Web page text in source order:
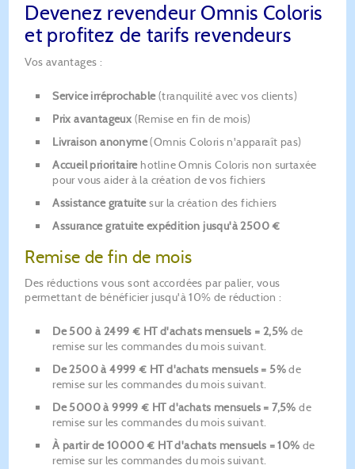
Devenez revendeur Omnis Coloris
et profitez de tarifs revendeurs
Vos avantages :
Service irréprochable(tranquilité avec vos clients)
Prix avantageux (Remise en fin de mois)
Livraison anonyme(Omnis Coloris n'apparaît pas)
Accueil prioritairehotline Omnis Coloris non surtaxée
pour vous aider à la création de vos fichiers
Assistance gratuitesur la création des fichiers
Assurance gratuite expédition jusqu'à 2500 €
Remise de fin de mois
Des réductions vous sont accordées par palier, vous
permettant de bénéficier jusqu'à 10% de réduction :
De 500 à 2499 € HT d'achats mensuels = 2,5% de
remise sur les commandes du mois suivant.
De 2500 à 4999 € HT d'achats mensuels = 5%de
remise sur les commandes du mois suivant.
De 5000 à 9999 € HTd'achats mensuels = 7,5% de
remise sur les commandes du mois suivant.
À partir de 10000 € HT d'achats mensuels = 10% de
remise sur les commandes du mois suivant.